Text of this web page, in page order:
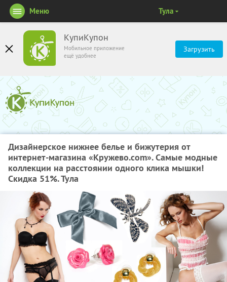
КупиКупон
Мобильное приложение
ещё удобнее
Загрузить
Меню Тула
Дизайнерское нижнее белье и бижутерия от
интернет-магазина «Кружево.com». Самые модные
коллекции на расстоянии одного клика мышки!
Скидка 51%. Тула